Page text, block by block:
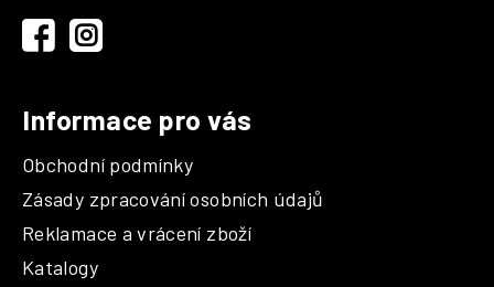
Informace pro vás
Obchodní podmínky
Zásady zpracování osobních údajů
Reklamace a vrácení zboží
Katalogy